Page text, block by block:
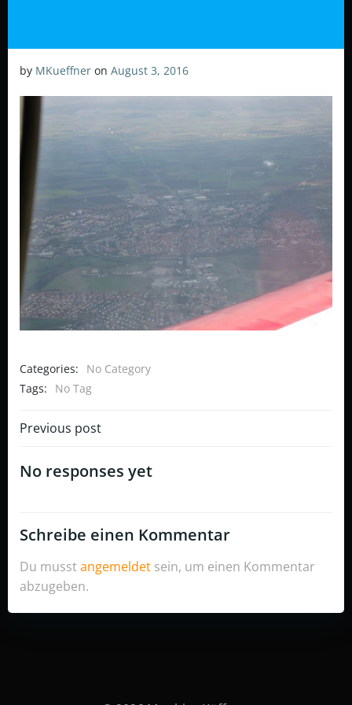
by MKueffner on August 3, 2016
Categories:
No Category
Tags:
No Tag
Post
navigation
Previous post
No responses yet
Schreibe einen Kommentar
Du musstangemeldet sein, um einen Kommentar
abzugeben.